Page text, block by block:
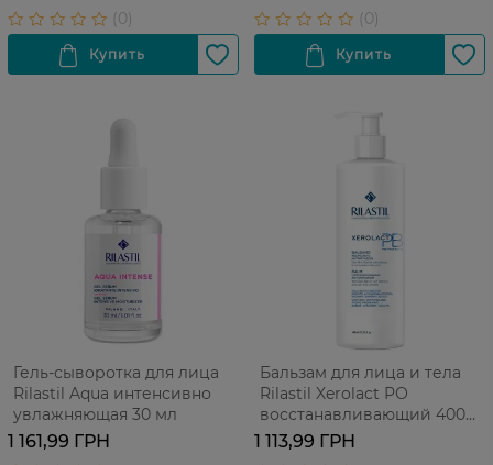
Гель-сыворотка для лица
Rilastil Aqua интенсивно
увлажняющая 30 мл
1 161,99 ГРН
Бальзам для лица и тела
Rilastil Xerolact РО
восстанавливающий 400
мл
1 113,99 ГРН